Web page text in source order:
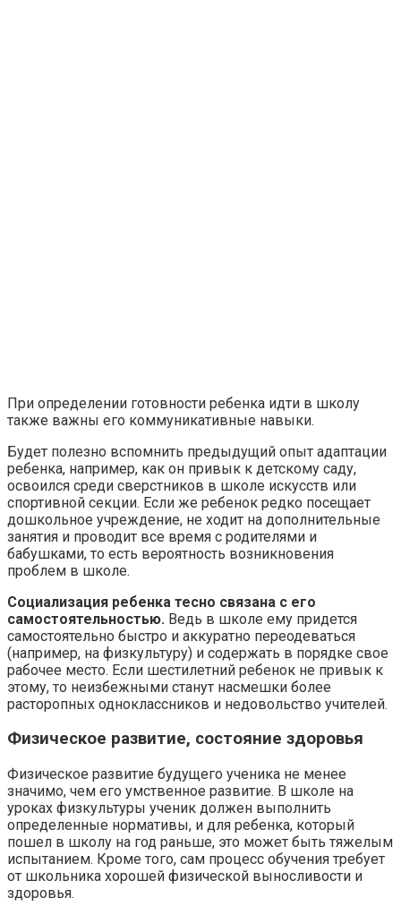
При определении готовности ребенка идти в школу
также важны его коммуникативные навыки.
Будет полезно вспомнить предыдущий опыт адаптации
ребенка, например, как он привык к детскому саду,
освоился среди сверстников в школе искусств или
спортивной секции. Если же ребенок редко посещает
дошкольное учреждение, не ходит на дополнительные
занятия и проводит все время с родителями и
бабушками, то есть вероятность возникновения
проблем в школе.
Социализация ребенка тесно связана с его
самостоятельностью. Ведь в школе ему придется
самостоятельно быстро и аккуратно переодеваться
(например, на физкультуру) и содержать в порядке свое
рабочее место. Если шестилетний ребенок не привык к
этому, то неизбежными станут насмешки более
расторопных одноклассников и недовольство учителей.
Физическое развитие, состояние здоровья
Физическое развитие будущего ученика не менее
значимо, чем его умственное развитие. В школе на
уроках физкультуры ученик должен выполнить
определенные нормативы, и для ребенка, который
пошел в школу на год раньше, это может быть тяжелым
испытанием. Кроме того, сам процесс обучения требует
от школьника хорошей физической выносливости и
здоровья.